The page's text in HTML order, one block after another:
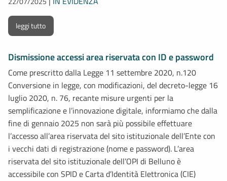
leggi tutto
Dismissione accessi area riservata con ID e password
Come prescritto dalla Legge 11 settembre 2020, n.120
Conversione in legge, con modificazioni, del decreto-legge 16
luglio 2020, n. 76, recante misure urgenti per la
semplificazione e l’innovazione digitale, informiamo che dalla
fine di gennaio 2025 non sarà più possibile effettuare
l’accesso all’area riservata del sito istituzionale dell’Ente con
i vecchi dati di registrazione (nome e password). L’area
riservata del sito istituzionale dell’OPI di Belluno è
accessibile con SPID e Carta d’Identità Elettronica (CIE)